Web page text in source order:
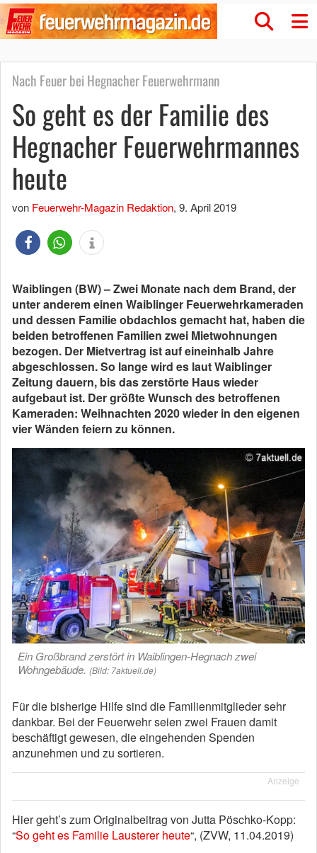
Nach Feuer bei Hegnacher Feuerwehrmann
So geht es der Familie des
Hegnacher Feuerwehrmannes
heute
von Feuerwehr-Magazin Redaktion, 9. April 2019
Waiblingen (BW) – Zwei Monate nach dem Brand, der
unter anderem einen Waiblinger Feuerwehrkameraden
und dessen Familie obdachlos gemacht hat, haben die
beiden betroffenen Familien zwei Mietwohnungen
bezogen. Der Mietvertrag ist auf eineinhalb Jahre
abgeschlossen. So lange wird es laut Waiblinger
Zeitung dauern, bis das zerstörte Haus wieder
aufgebaut ist. Der größte Wunsch des betroffenen
Kameraden: Weihnachten 2020 wieder in den eigenen
vier Wänden feiern zu können.
Ein Großbrand zerstört in Waiblingen-Hegnach zwei
Wohngebäude. (Bild: 7aktuell.de)
Für die bisherige Hilfe sind die Familienmitglieder sehr
dankbar. Bei der Feuerwehr seien zwei Frauen damit
beschäftigt gewesen, die eingehenden Spenden
anzunehmen und zu sortieren.
Anzeige
Hier geht’s zum Originalbeitrag von Jutta Pöschko-Kopp:
“So geht es Familie Lausterer heute“, (ZVW, 11.04.2019)